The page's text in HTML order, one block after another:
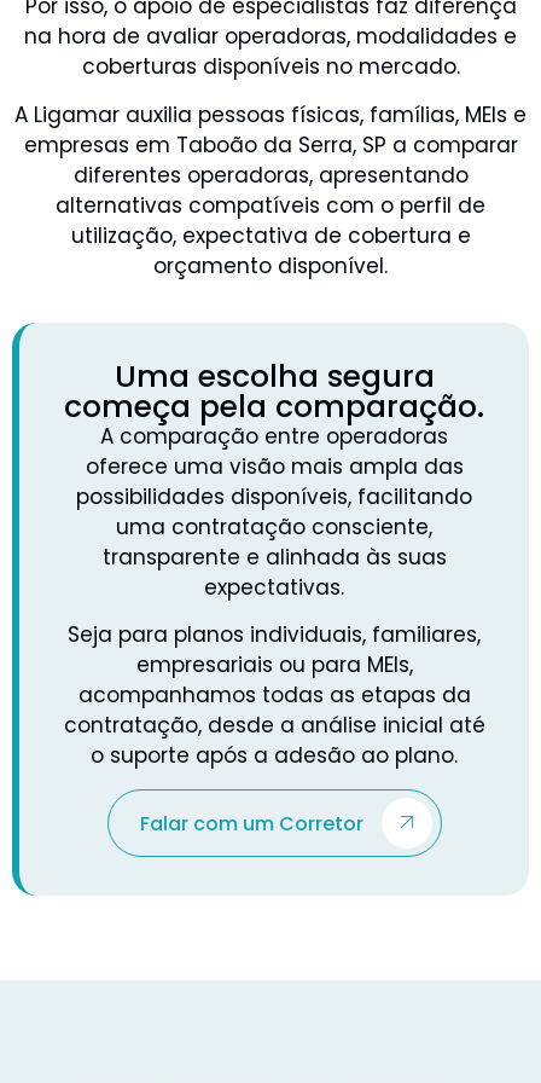
Por isso, o apoio de especialistas faz diferença
na hora de avaliar operadoras, modalidades e
coberturas disponíveis no mercado.
A Ligamar auxilia pessoas físicas, famílias, MEIs e
empresas em Taboão da Serra, SP a comparar
diferentes operadoras, apresentando
alternativas compatíveis com o perfil de
utilização, expectativa de cobertura e
orçamento disponível.
Uma escolha segura
começa pela comparação.
A comparação entre operadoras
oferece uma visão mais ampla das
possibilidades disponíveis, facilitando
uma contratação consciente,
transparente e alinhada às suas
expectativas.
Seja para planos individuais, familiares,
empresariais ou para MEIs,
acompanhamos todas as etapas da
contratação, desde a análise inicial até
o suporte após a adesão ao plano.
Falar com um Corretor